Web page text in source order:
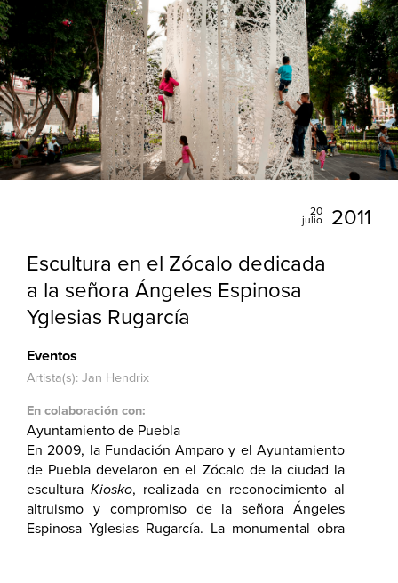
20
julio
2011
Escultura en el Zócalo dedicada
a la señora Ángeles Espinosa
Yglesias Rugarcía
Eventos
Artista(s): Jan Hendrix
En colaboración con:
Ayuntamiento de Puebla
En 2009, la Fundación Amparo y el Ayuntamiento
de Puebla develaron en el Zócalo de la ciudad la
escultura Kiosko, realizada en reconocimiento al
altruismo y compromiso de la señora Ángeles
Espinosa Yglesias Rugarcía. La monumental obra